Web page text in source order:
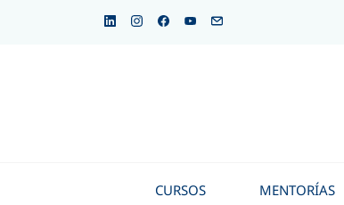
CURSOS MENTORÍAS